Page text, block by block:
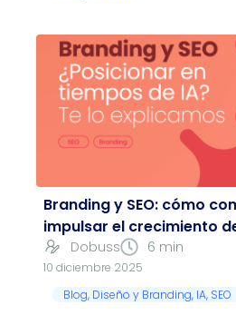
Branding y SEO: cómo
impulsar el crecimiento
Dobuss 6 min
10 diciembre 2025
Blog, Diseño y Branding, IA, SEO